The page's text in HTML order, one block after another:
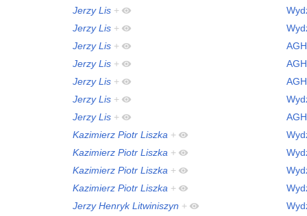
Jerzy Lis +
Jerzy Lis +
Jerzy Lis +
AGH
Jerzy Lis +
AGH
Jerzy Lis +
AGH
Jerzy Lis +
Jerzy Lis +
AGH
Kazimierz Piotr Liszka +
Kazimierz Piotr Liszka +
Kazimierz Piotr Liszka +
Kazimierz Piotr Liszka +
Jerzy Henryk Litwiniszyn +